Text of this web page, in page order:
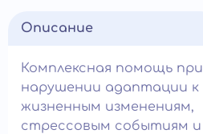
Описание
Комплексная помощь при
нарушении адаптации к
жизненным изменениям,
стрессовым событиям и